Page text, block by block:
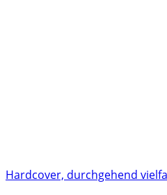
Hardcover, durchgehend